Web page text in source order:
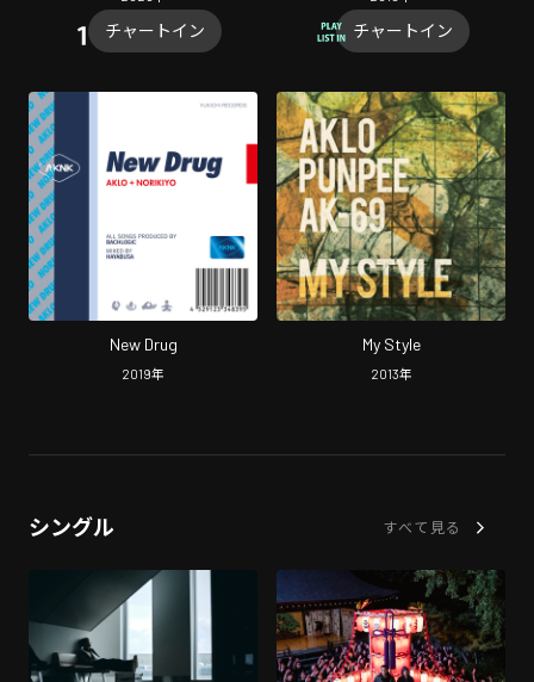
チャートイン チャートイン
New Drug
2019年
My Style
2013年
シングル すべて見る